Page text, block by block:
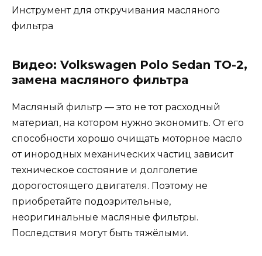
Инструмент для откручивания масляного
фильтра
Видео: Volkswagen Polo Sedan ТО-2,
замена масляного фильтра
Масляный фильтр — это не тот расходный
материал, на котором нужно экономить. От его
способности хорошо очищать моторное масло
от инородных механических частиц зависит
техническое состояние и долголетие
дорогостоящего двигателя. Поэтому не
приобретайте подозрительные,
неоригинальные масляные фильтры.
Последствия могут быть тяжёлыми.